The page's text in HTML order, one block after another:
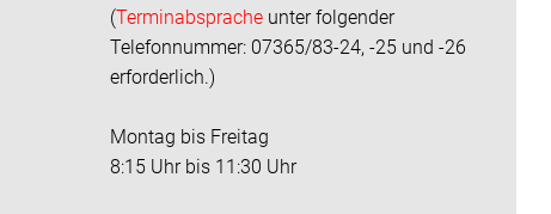
(Terminabsprache unter folgender
Telefonnummer: 07365/83-24, -25 und -26
erforderlich.)
Montag bis Freitag
8:15 Uhr bis 11:30 Uhr